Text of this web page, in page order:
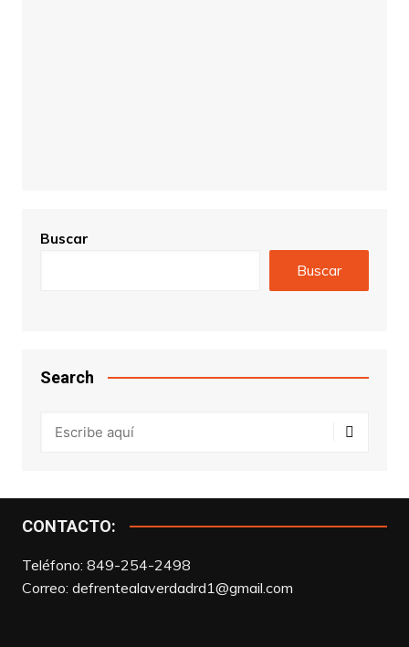
Buscar
Buscar
Search
CONTACTO:
Teléfono: 849-254-2498
Correo: defrentealaverdadrd1@gmail.com